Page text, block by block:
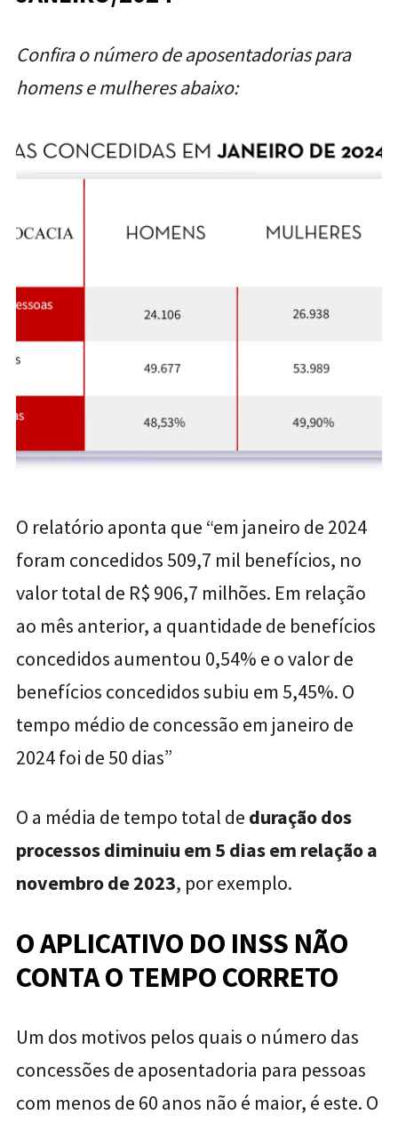
Confira o número de aposentadorias para
homens e mulheres abaixo:
O relatório aponta que “em janeiro de 2024
foram concedidos 509,7 mil benefícios, no
valor total de R$ 906,7 milhões. Em relação
ao mês anterior, a quantidade de benefícios
concedidos aumentou 0,54% e o valor de
benefícios concedidos subiu em 5,45%. O
tempo médio de concessão em janeiro de
2024 foi de 50 dias”
O a média de tempo total de duração dos
processos diminuiu em 5 dias em relação a
novembro de 2023, por exemplo.
O APLICATIVO DO INSS NÃO
CONTA O TEMPO CORRETO
Um dos motivos pelos quais o número das
concessões de aposentadoria para pessoas
com menos de 60 anos não é maior, é este. O